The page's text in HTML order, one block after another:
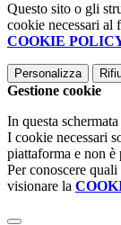
Questo sito o gli
cookie necessari al
COOKIE
Personalizza
Gestione cookie
In questa
I cookie necessari
piattaforma e non
Per conoscere
visionare la